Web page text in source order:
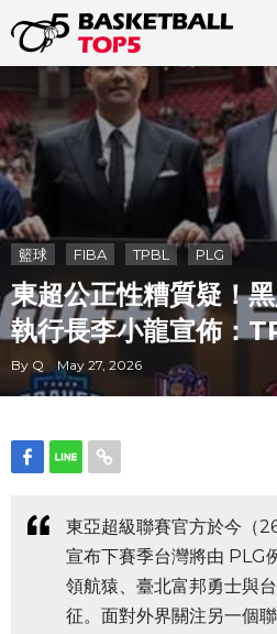
籃球 FIBA TPBL PLG
東超公正性糟質疑！
執行長李小龍宣佈：
By Q May 27, 2026
東亞超級聯賽官方於今（
宣布下賽季台灣將由 PLG
領航猿、臺北富邦勇士與
征。面對外界關注另一個